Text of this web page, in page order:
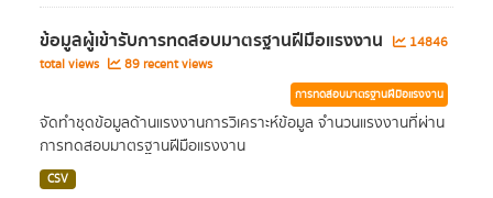
ข้อมูลผู้เข้ารับการทดสอบมาตรฐานฝีมือแรงงาน
14846
total views
89 recent views
การทดสอบมาตรฐานฝีมือแรงงาน
จัดทำชุดข้อมูลด้านแรงงานการวิเคราะห์ข้อมูล จำนวนแรงงานที่ผ่าน
การทดสอบมาตรฐานฝีมือแรงงาน
CSV